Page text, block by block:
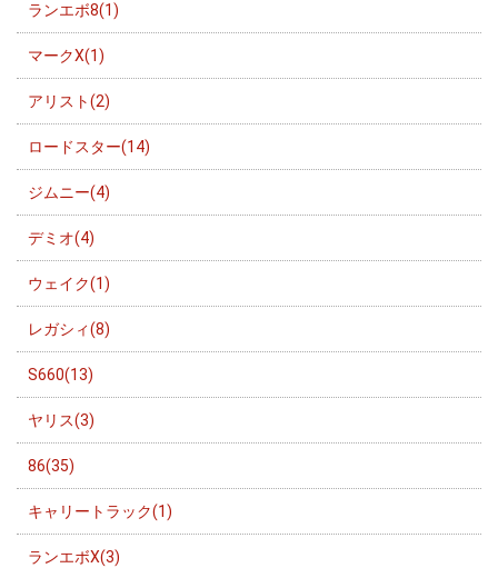
ランエボ8(1)
マークX(1)
アリスト(2)
ロードスター(14)
ジムニー(4)
デミオ(4)
ウェイク(1)
レガシィ(8)
S660(13)
ヤリス(3)
86(35)
キャリートラック(1)
ランエボX(3)